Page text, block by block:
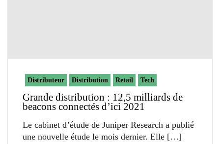
Distributeur Distribution Retail Tech
Grande distribution : 12,5 milliards de
beacons connectés d’ici 2021
Le cabinet d’étude de Juniper Research a publié
une nouvelle étude le mois dernier. Elle